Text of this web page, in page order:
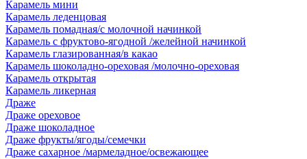
Карамель мини
Карамель леденцовая
Карамель помадная/с молочной начинкой
Карамель с фруктово-ягодной /желейной начинкой
Карамель глазированная/в какао
Карамель шоколадно-ореховая /молочно-ореховая
Карамель открытая
Карамель ликерная
Драже
Драже ореховое
Драже шоколадное
Драже фрукты/ягоды/семечки
Драже сахарное /мармеладное/освежающее